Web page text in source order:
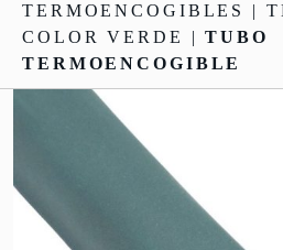
TERMOENCOGIBLES
|
COLOR VERDE |TUBO
TERMOENCOGIBLE